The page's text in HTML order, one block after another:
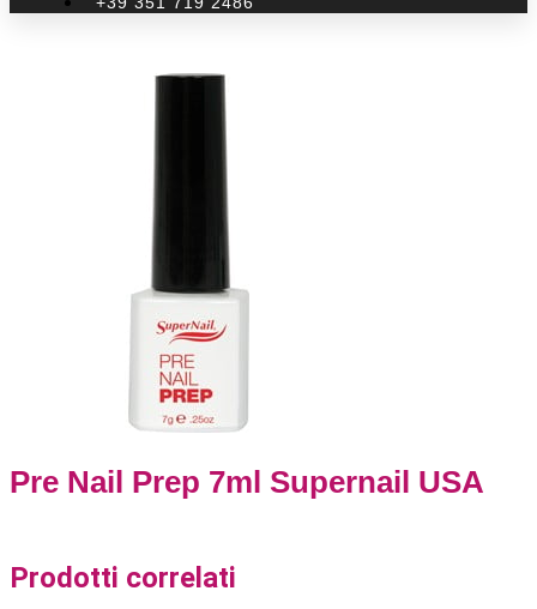
Pre Nail Prep 7ml Supernail USA
Prodotti correlati